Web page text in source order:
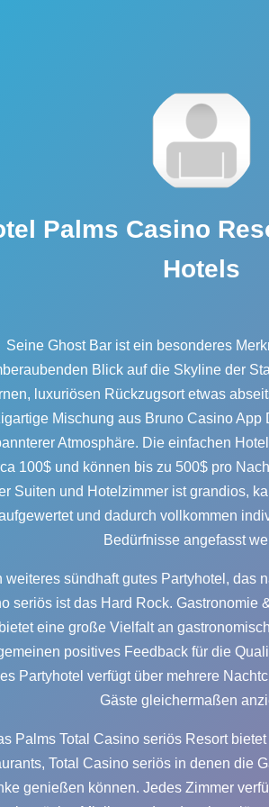
Palms Casino
Hotels
Seine Ghost Bar ist ein besonderes
Blick auf die Skyline der
luxuriösen Rückzugsort etwas
Mischung aus Bruno Casino App
Atmosphäre. Die einfachen
100$ und können bis zu 500$ pro
Suiten und Hotelzimmer ist grandios,
und dadurch vollkommen
Bedürfnisse angefasst
weiteres sündhaft gutes Partyhotel, das
seriös ist das Hard Rock. Gastronomie
eine große Vielfalt an
positives Feedback für die
Partyhotel verfügt über mehrere
Gäste gleichermaßen
Palms Total Casino seriös Resort
Total Casino seriösin denen die
genießen können. Jedes Zimmer